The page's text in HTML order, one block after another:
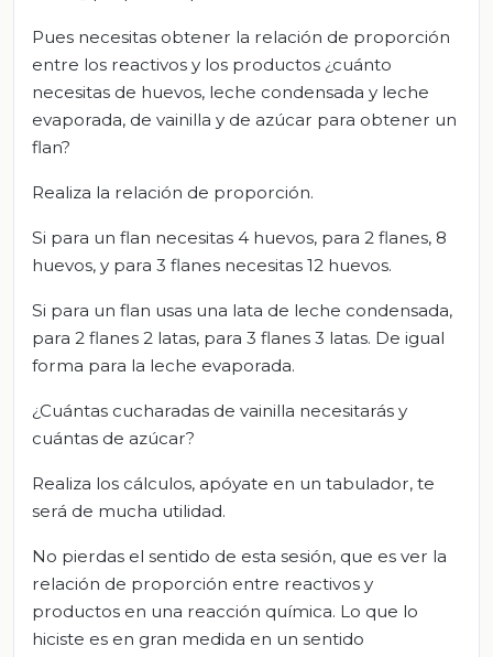
Pues necesitas obtener la relación de proporción
entre los reactivos y los productos ¿cuánto
necesitas de huevos, leche condensada y leche
evaporada, de vainilla y de azúcar para obtener un
flan?
Realiza la relación de proporción.
Si para un flan necesitas 4 huevos, para 2 flanes, 8
huevos, y para 3 flanes necesitas 12 huevos.
Si para un flan usas una lata de leche condensada,
para 2 flanes 2 latas, para 3 flanes 3 latas. De igual
forma para la leche evaporada.
¿Cuántas cucharadas de vainilla necesitarás y
cuántas de azúcar?
Realiza los cálculos, apóyate en un tabulador, te
será de mucha utilidad.
No pierdas el sentido de esta sesión, que es ver la
relación de proporción entre reactivos y
productos en una reacción química. Lo que lo
hiciste es en gran medida en un sentido